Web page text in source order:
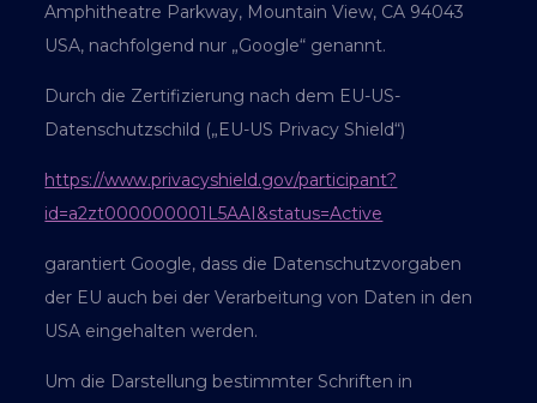
Amphitheatre Parkway, Mountain View, CA 94043
USA, nachfolgend nur „Google“ genannt.
Durch die Zertifizierung nach dem EU-US-
Datenschutzschild („EU-US Privacy Shield“)
https://www.privacyshield.gov/participant?
id=a2zt000000001L5AAI&status=Active
garantiert Google, dass die Datenschutzvorgaben
der EU auch bei der Verarbeitung von Daten in den
USA eingehalten werden.
Um die Darstellung bestimmter Schriften in